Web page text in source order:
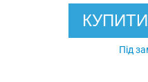
КУПИТИ
Під